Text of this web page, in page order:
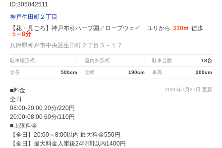
ID:305042511
神戸生田町２丁目
【花・見ごろ】神戸布引ハーブ園／ロープウェイ ユリから 330m 徒歩
5～8分
兵庫県神戸市中央区生田町２丁目３－１７
駐車場形式 - 屋内外形式 - 駐車台数 18台
全長 500cm 全幅 190cm 車高 200cm
2026年7月27日 更新
■料金
全日
08:00-20:00 20分/220円
20:00-08:00 60分/110円
■上限料金
【全日】20:00～8:00以内 最大料金550円
【全日】最大料金入庫後24時間以内1400円